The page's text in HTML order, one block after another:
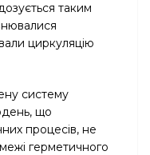
таким
циркуляцію
систему
що
процесів, не
герметичного